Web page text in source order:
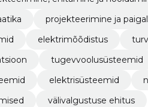
projekteerimine ja
elektrimõõdistus
tugevvoolusüsteemid
elektrisüsteemid
välivalgustuse ehitus